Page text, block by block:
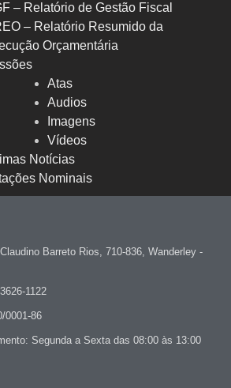
– Relatório de Gestão Fiscal
– Relatório Resumido da
Orçamentária
Atas
Audios
Imagens
Vídeos
Notícias
Nominais
Barreto Rios, 710-836, Wanderley -
1122
0001-86
Segunda a Sexta das 08:00 às 13:00